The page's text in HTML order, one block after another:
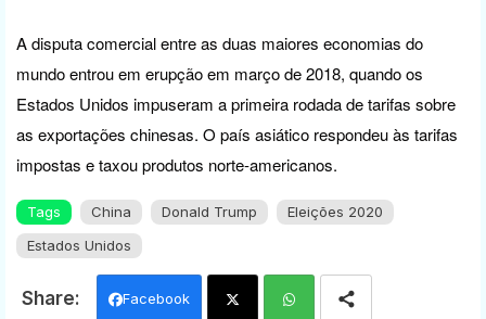
A disputa comercial entre as duas maiores economias do
mundo entrou em erupção em março de 2018, quando os
Estados Unidos impuseram a primeira rodada de tarifas sobre
as exportações chinesas. O país asiático respondeu às tarifas
impostas e taxou produtos norte-americanos.
Tags China Donald Trump
Eleições 2020
Estados Unidos
Facebook